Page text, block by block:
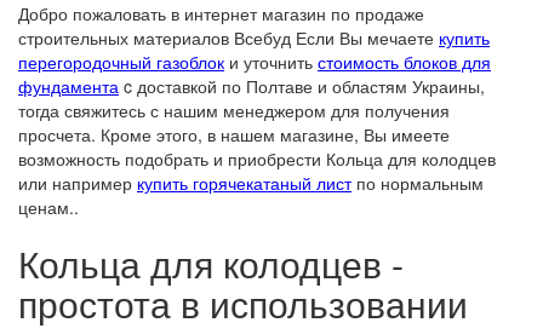
Добро пожаловать в интернет магазин по продаже
строительных материалов Всебуд Если Вы мечаете купить
перегородочный газоблок и уточнить стоимость блоков для
фундамента c доставкой по Полтаве и областям Украины,
тогда свяжитесь с нашим менеджером для получения
просчета. Кроме этого, в нашем магазине, Вы имеете
возможность подобрать и приобрести Кольца для колодцев
или например купить горячекатаный листпо нормальным
ценам..
Кольца для колодцев -
простота в использовании